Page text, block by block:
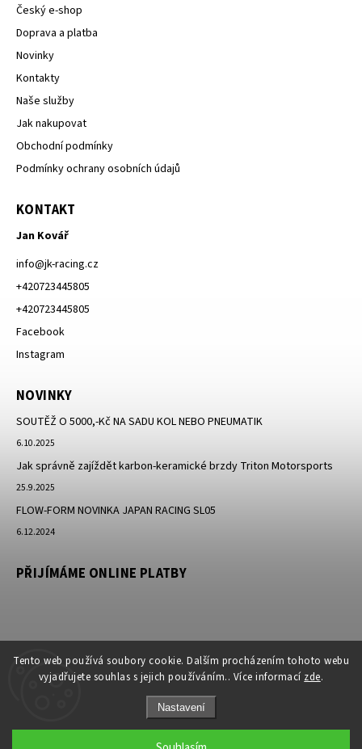
Tento web používá soubory cookie. Dalším procházením tohoto webu
vyjadřujete souhlas s jejich používáním.. Více informací zde.
Nastavení
Český e-shop
Doprava a platba
Novinky
Kontakty
Naše služby
Jak nakupovat
Obchodní podmínky
Podmínky ochrany osobních údajů
KONTAKT
Jan Kovář
info@jk-racing.cz
+420723445805
+420723445805
Facebook
Instagram
NOVINKY
SOUTĚŽ O 5000,-Kč NA SADU KOL NEBO PNEUMATIK
6.10.2025
Jak správně zajíždět karbon-keramické brzdy Triton Motorsports
25.9.2025
FLOW-FORM NOVINKA JAPAN RACING SL05
6.12.2024
PŘIJÍMÁME ONLINE PLATBY